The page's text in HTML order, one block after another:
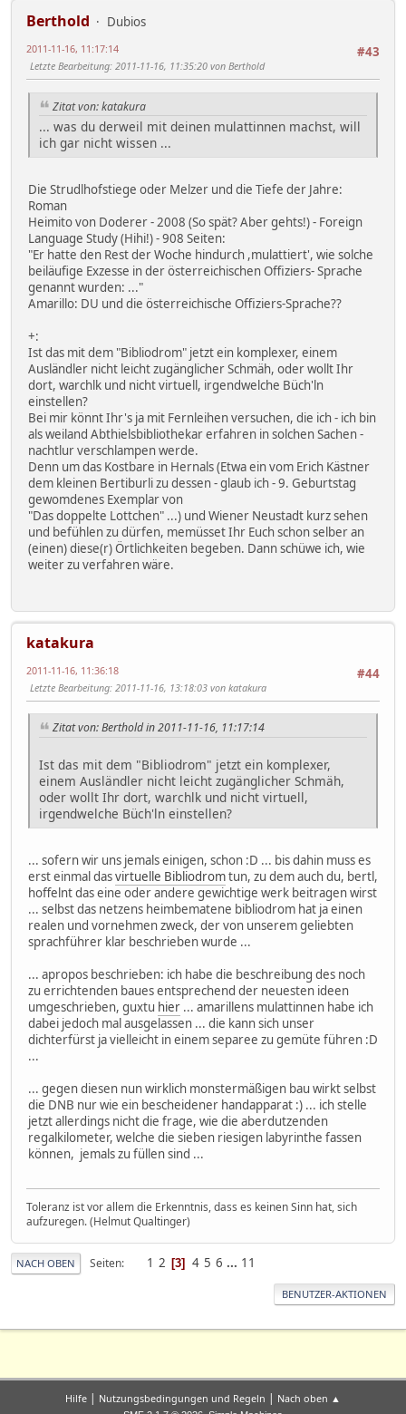
Berthold
Dubios
#43
2011-11-16, 11:17:14
Letzte Bearbeitung: 2011-11-16, 11:35:20 von Berthold
Zitat von: katakura
... was du derweil mit deinen mulattinnen machst, will
ich gar nicht wissen ...
Die Strudlhofstiege oder Melzer und die Tiefe der Jahre:
Roman
Heimito von Doderer - 2008 (So spät? Aber gehts!) - Foreign
Language Study (Hihi!) - 908 Seiten:
"Er hatte den Rest der Woche hindurch ,mulattiert', wie solche
beiläufige Exzesse in der österreichischen Offiziers- Sprache
genannt wurden: ..."
Amarillo: DU und die österreichische Offiziers-Sprache??
+:
Ist das mit dem "Bibliodrom" jetzt ein komplexer, einem
Ausländler nicht leicht zugänglicher Schmäh, oder wollt Ihr
dort, warchlk und nicht virtuell, irgendwelche Büch'ln
einstellen?
Bei mir könnt Ihr's ja mit Fernleihen versuchen, die ich - ich bin
als weiland Abthielsbibliothekar erfahren in solchen Sachen -
nachtlur verschlampen werde.
Denn um das Kostbare in Hernals (Etwa ein vom Erich Kästner
dem kleinen Bertiburli zu dessen - glaub ich - 9. Geburtstag
gewomdenes Exemplar von
"Das doppelte Lottchen" ...) und Wiener Neustadt kurz sehen
und befühlen zu dürfen, memüsset Ihr Euch schon selber an
(einen) diese(r) Örtlichkeiten begeben. Dann schüwe ich, wie
weiter zu verfahren wäre.
katakura
#44
2011-11-16, 11:36:18
Letzte Bearbeitung: 2011-11-16, 13:18:03 von katakura
Zitat von: Berthold in 2011-11-16, 11:17:14
Ist das mit dem "Bibliodrom" jetzt ein komplexer,
einem Ausländler nicht leicht zugänglicher Schmäh,
oder wollt Ihr dort, warchlk und nicht virtuell,
irgendwelche Büch'ln einstellen?
... sofern wir uns jemals einigen, schon :D ... bis dahin muss es
erst einmal dasvirtuelle Bibliodromtun, zu dem auch du, bertl,
hoffelnt das eine oder andere gewichtige werk beitragen wirst
... selbst das netzens heimbematene bibliodrom hat ja einen
realen und vornehmen zweck, der von unserem geliebten
sprachführer klar beschrieben wurde ...
... apropos beschrieben: ich habe die beschreibung des noch
zu errichtenden baues entsprechend der neuesten ideen
umgeschrieben, guxtu hier ... amarillens mulattinnen habe ich
dabei jedoch mal ausgelassen ... die kann sich unser
dichterfürst ja vielleicht in einem separee zu gemüte führen :D
...
... gegen diesen nun wirklich monstermäßigen bau wirkt selbst
die DNB nur wie ein bescheidener handapparat :) ... ich stelle
jetzt allerdings nicht die frage, wie die aberdutzenden
regalkilometer, welche die sieben riesigen labyrinthe fassen
können, jemals zu füllen sind ...
Toleranz ist vor allem die Erkenntnis, dass es keinen Sinn hat, sich
aufzuregen. (Helmut Qualtinger)
NACH OBEN Seiten 1 2 3 4 5 6 ... 11
BENUTZER-AKTIONEN
Hilfe | Nutzungsbedingungen und Regeln | Nach oben ▲